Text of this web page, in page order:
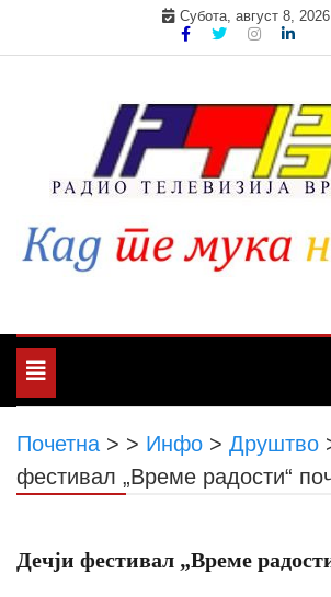
Субота, август 8, 2026
Toggle
navigation
Почетна > > Инфо > Друштво
фестивал „Време радости“
Дечји фестивал „Време